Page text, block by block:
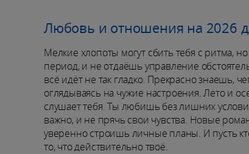
Любовь и отношения на 2026
Мелкие хлопоты могут сбить тебя с ритма,
период, и не отдаёшь управление
всё идёт не так гладко. Прекрасно знаешь,
оглядываясь на чужие настроения. Лето и
слушает тебя. Ты любишь без лишних
важно, и не прячь свои чувства. Новые
уверенно строишь личные планы. И пусть
то, что действительно твоё.